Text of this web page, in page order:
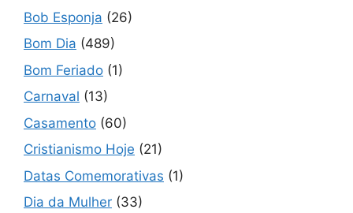
Bob Esponja (26)
Bom Dia (489)
Bom Feriado (1)
Carnaval (13)
Casamento (60)
Cristianismo Hoje (21)
Datas Comemorativas (1)
Dia da Mulher (33)